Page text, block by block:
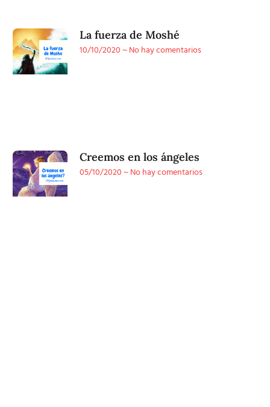
La fuerza de Moshé
10/10/2020 No hay comentarios
Creemos en los ángeles
05/10/2020 No hay comentarios